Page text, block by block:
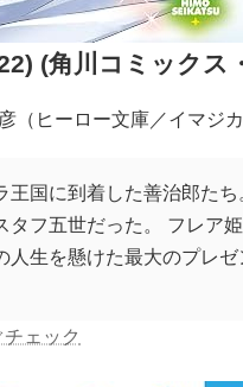
(角川コミックス
（ヒーロー文庫／イマジ
王国に到着した善治郎た
タフ五世だった。 フレ
人生を懸けた最大のプレゼ
ェック